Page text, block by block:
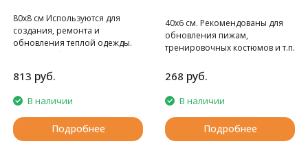
80х8 см Используются для
создания, ремонта и
обновления теплой одежды.
80х8 см. В блистере 1 шт.
813 руб.
В наличии
Подробнее
40х6 см. Рекомендованы для
обновления пижам,
тренировочных костюмов и т.п.
В блистере 1 шт.
268 руб.
В наличии
Подробнее